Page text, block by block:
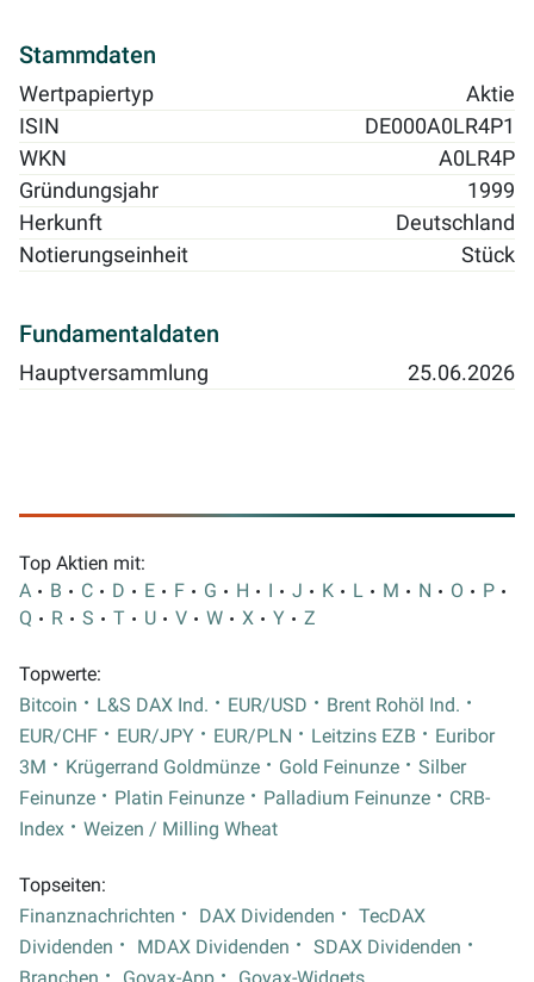
Stammdaten
Wertpapiertyp
Aktie
ISIN
DE000A0LR4P1
WKN
A0LR4P
Gründungsjahr
1999
Herkunft
Deutschland
Notierungseinheit
Stück
Fundamentaldaten
Hauptversammlung 25.06.2026
Top Aktien mit:
A
B C D E F G H I J K L M N O
P
Q
R S T U V W X Y Z
Topwerte:
Bitcoin
L&S DAX Ind. EUR/USD
Brent Rohöl Ind.
EUR/CHF
EUR/JPY EUR/PLN Leitzins EZB
Euribor
3M
Krügerrand Goldmünze Gold Feinunze
Silber
Feinunze
Platin Feinunze Palladium Feinunze
CRB-
Index
Weizen / Milling Wheat
Topseiten:
Finanznachrichten
DAX Dividenden
TecDAX
Dividenden
MDAX Dividenden
SDAX Dividenden